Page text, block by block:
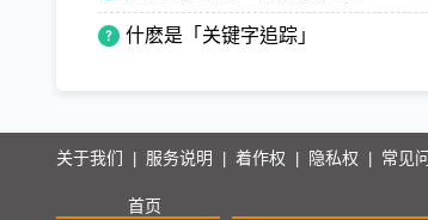
什麽是「关键字追踪」
关于我们 服务说明 着作权 隐私权 常见
首页